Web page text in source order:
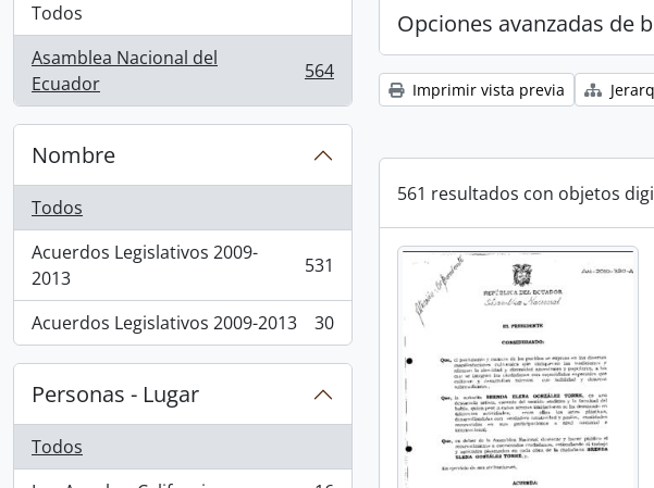
Todos
Asamblea Nacional del
Ecuador
, 564 resultados 564
Nombre
Todos
Acuerdos Legislativos 2009-
2013
, 531 resultados 531
Acuerdos Legislativos 2009-2013
, 30 resultados 30
Personas - Lugar
Todos
Opciones avanzadas de
Imprimir vista previa
561 resultados con objetos